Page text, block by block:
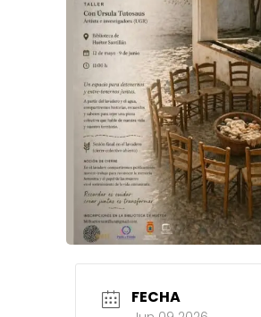
FECHA